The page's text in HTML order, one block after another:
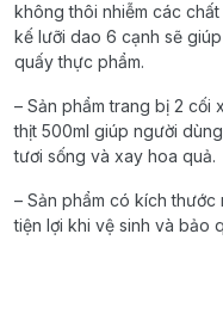
không thôi nhiễm các
kế lưỡi dao 6 cạnh sẽ
quấy thực phẩm.
– Sản phẩm trang bị 2
thịt 500ml giúp người
tươi sống và xay hoa quả.
– Sản phẩm có kích thước
tiện lợi khi vệ sinh và bảo